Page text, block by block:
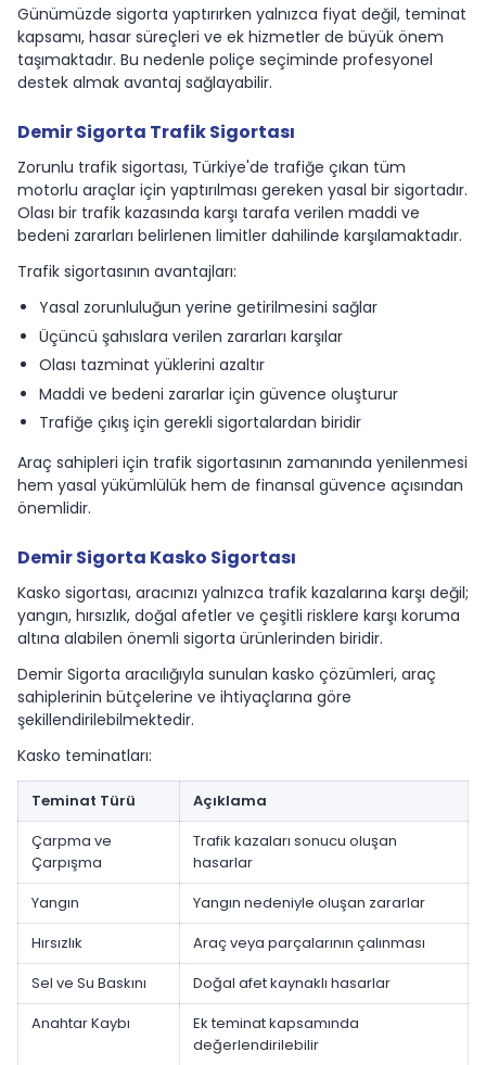
Günümüzde sigorta yaptırırken yalnızca fiyat değil, teminat
kapsamı, hasar süreçleri ve ek hizmetler de büyük önem
taşımaktadır. Bu nedenle poliçe seçiminde profesyonel
destek almak avantaj sağlayabilir.
Demir Sigorta Trafik Sigortası
Zorunlu trafik sigortası, Türkiye'de trafiğe çıkan tüm
motorlu araçlar için yaptırılması gereken yasal bir sigortadır.
Olası bir trafik kazasında karşı tarafa verilen maddi ve
bedeni zararları belirlenen limitler dahilinde karşılamaktadır.
Trafik sigortasının avantajları:
Yasal zorunluluğun yerine getirilmesini sağlar
Üçüncü şahıslara verilen zararları karşılar
Olası tazminat yüklerini azaltır
Maddi ve bedeni zararlar için güvence oluşturur
Trafiğe çıkış için gerekli sigortalardan biridir
Araç sahipleri için trafik sigortasının zamanında yenilenmesi
hem yasal yükümlülük hem de finansal güvence açısından
önemlidir.
Demir Sigorta Kasko Sigortası
Kasko sigortası, aracınızı yalnızca trafik kazalarına karşı değil;
yangın, hırsızlık, doğal afetler ve çeşitli risklere karşı koruma
altına alabilen önemli sigorta ürünlerinden biridir.
Demir Sigorta aracılığıyla sunulan kasko çözümleri, araç
sahiplerinin bütçelerine ve ihtiyaçlarına göre
şekillendirilebilmektedir.
Kasko teminatları:
Teminat Türü
Açıklama
Çarpma ve
Çarpışma
Trafik kazaları sonucu oluşan
hasarlar
Yangın
Yangın nedeniyle oluşan zararlar
Hırsızlık
Araç veya parçalarının çalınması
Sel ve Su Baskını
Doğal afet kaynaklı hasarlar
Anahtar Kaybı
Ek teminat kapsamında
değerlendirilebilir